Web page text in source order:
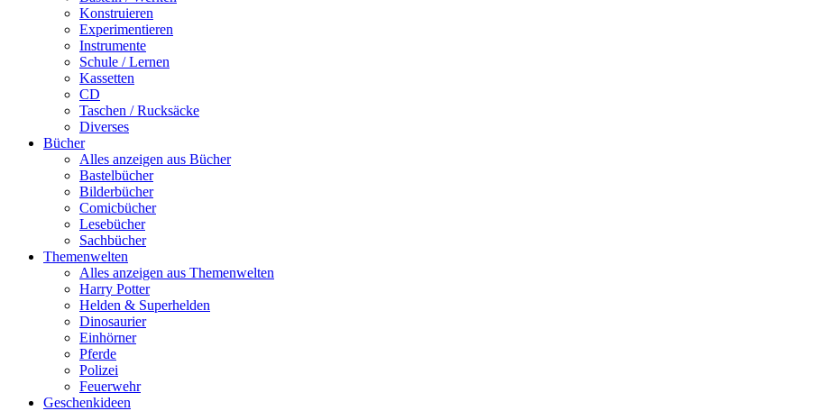
Konstruieren
Experimentieren
Instrumente
Schule / Lernen
Kassetten
CD
Taschen / Rucksäcke
Diverses
Bücher
Alles anzeigen aus Bücher
Bastelbücher
Bilderbücher
Comicbücher
Lesebücher
Sachbücher
Themenwelten
Alles anzeigen aus Themenwelten
Harry Potter
Helden & Superhelden
Dinosaurier
Einhörner
Pferde
Polizei
Feuerwehr
Geschenkideen